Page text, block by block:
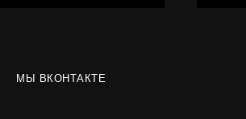
МЫ ВКОНТАКТЕ